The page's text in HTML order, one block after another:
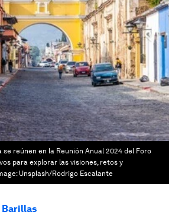
reúnen en la Reunión Anual 2024 del Foro
para explorar las visiones, retos y
Unsplash/Rodrigo Escalante
Barillas